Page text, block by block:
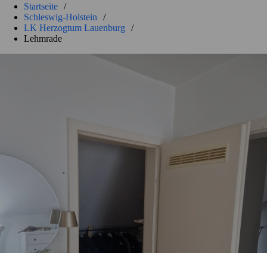
Startseite /
Schleswig-Holstein
/
LK Herzogtum Lauenburg
/
Lehmrade